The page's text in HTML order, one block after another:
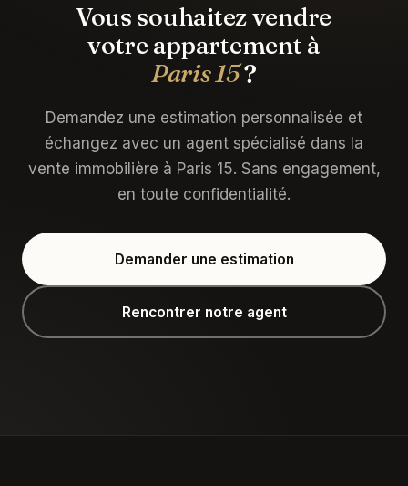
Vous souhaitez vendre
votre appartement à
Paris 15?
Demandez une estimation personnalisée et
échangez avec un agent spécialisé dans la
vente immobilière à Paris 15. Sans engagement,
en toute confidentialité.
Demander une estimation
Rencontrer notre agent